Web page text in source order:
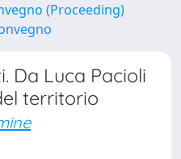
(Proceeding)
Da Luca Pacioli
territorio